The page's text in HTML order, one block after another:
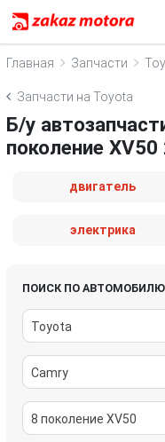
Главная Запчасти
Запчасти на Toyota
Б/у
поколение
двигатель
электрика
ПОИСК ПО АВТОМОБИЛЮ
Toyota
Camry
8 поколение XV50